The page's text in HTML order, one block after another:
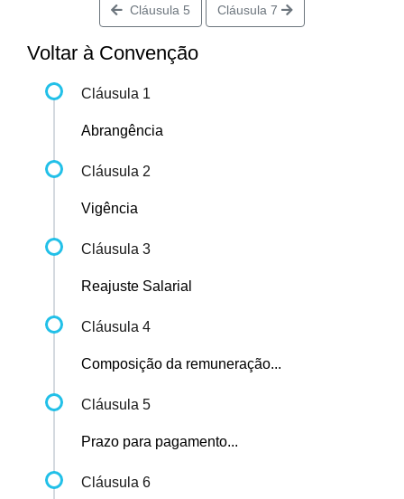
Cláusula 5 Cláusula 7
Voltar à Convenção
Cláusula 1
Abrangência
Cláusula 2
Vigência
Cláusula 3
Reajuste Salarial
Cláusula 4
Composição da remuneração...
Cláusula 5
Prazo para pagamento...
Cláusula 6